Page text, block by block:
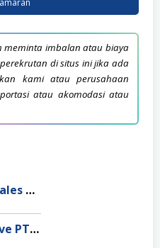
imbalan atau biaya
di situs ini jika ada
kami atau perusahaan
atau akomodasi atau
Asisstant Manager Telesales PT Wahana Prestasi Logistik, Yogyakarta
Trade Marketing Executive PT Dima Indonesia, Jakarta